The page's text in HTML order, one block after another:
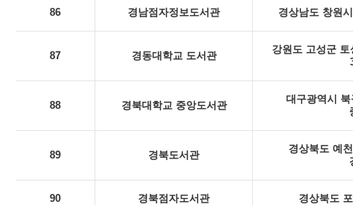
86 경남점자정보도서관 경상남도 창원
87 경동대학교 도서관
강원도 고성군
88 경북대학교 중앙도서관
대구광역시
89 경북도서관
경상북도 예
90 경북점자도서관 경상북도